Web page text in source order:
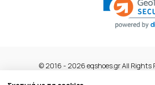
© 2016 - 2026 eqshoes.gr All Rights